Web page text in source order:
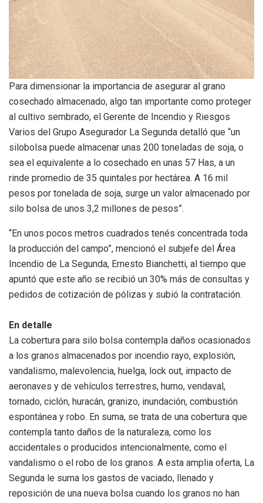
Para dimensionar la importancia de asegurar al grano
cosechado almacenado, algo tan importante como proteger
al cultivo sembrado, el Gerente de Incendio y Riesgos
Varios del Grupo Asegurador La Segunda detalló que “un
silobolsa puede almacenar unas 200 toneladas de soja, o
sea el equivalente a lo cosechado en unas 57 Has, a un
rinde promedio de 35 quintales por hectárea. A 16 mil
pesos por tonelada de soja, surge un valor almacenado por
silo bolsa de unos 3,2 millones de pesos”.
“En unos pocos metros cuadrados tenés concentrada toda
la producción del campo”, mencionó el subjefe del Área
Incendio de La Segunda, Ernesto Bianchetti, al tiempo que
apuntó que este año se recibió un 30% más de consultas y
pedidos de cotización de pólizas y subió la contratación.
En detalle
La cobertura para silo bolsa contempla daños ocasionados
a los granos almacenados por incendio rayo, explosión,
vandalismo, malevolencia, huelga, lock out, impacto de
aeronaves y de vehículos terrestres, humo, vendaval,
tornado, ciclón, huracán, granizo, inundación, combustión
espontánea y robo. En suma, se trata de una cobertura que
contempla tanto daños de la naturaleza, como los
accidentales o producidos intencionalmente, como el
vandalismo o el robo de los granos. A esta amplia oferta, La
Segunda le suma los gastos de vaciado, llenado y
reposición de una nueva bolsa cuando los granos no han